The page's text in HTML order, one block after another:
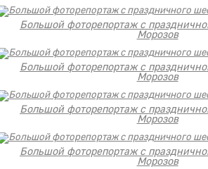
Большой фоторепортаж с
Морозов
Большой фоторепортаж с
Морозов
Большой фоторепортаж с
Морозов
Большой фоторепортаж с
Морозов